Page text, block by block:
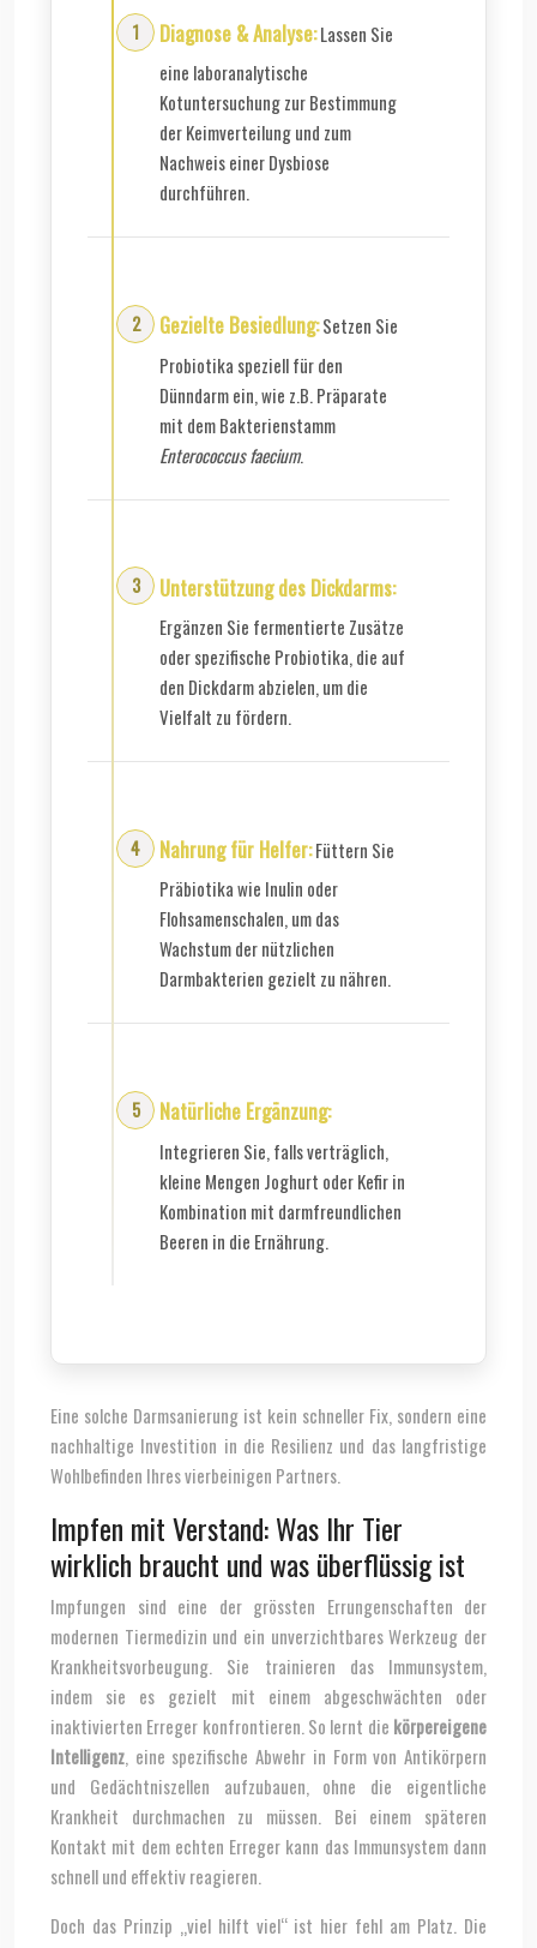
Diagnose & Analyse:Lassen Sie
eine laboranalytische
Kotuntersuchung zur Bestimmung
der Keimverteilung und zum
Nachweis einer Dysbiose
durchführen.
Gezielte Besiedlung:Setzen Sie
Probiotika speziell für den
Dünndarm ein, wie z.B. Präparate
mit dem Bakterienstamm
Enterococcus faecium.
Unterstützung des Dickdarms:
Ergänzen Sie fermentierte Zusätze
oder spezifische Probiotika, die auf
den Dickdarm abzielen, um die
Vielfalt zu fördern.
Nahrung für Helfer:Füttern Sie
Präbiotika wie Inulin oder
Flohsamenschalen, um das
Wachstum der nützlichen
Darmbakterien gezielt zu nähren.
Natürliche Ergänzung:
Integrieren Sie, falls verträglich,
kleine Mengen Joghurt oder Kefir in
Kombination mit darmfreundlichen
Beeren in die Ernährung.
Eine solche Darmsanierung ist kein schneller Fix, sondern eine
nachhaltige Investition in die Resilienz und das langfristige
Wohlbefinden Ihres vierbeinigen Partners.
Impfen mit Verstand: Was Ihr Tier
wirklich braucht und was überflüssig ist
Impfungen sind eine der grössten Errungenschaften der
modernen Tiermedizin und ein unverzichtbares Werkzeug der
Krankheitsvorbeugung. Sie trainieren das Immunsystem,
indem sie es gezielt mit einem abgeschwächten oder
inaktivierten Erreger konfrontieren. So lernt die körpereigene
Intelligenz , eine spezifische Abwehr in Form von Antikörpern
und Gedächtniszellen aufzubauen, ohne die eigentliche
Krankheit durchmachen zu müssen. Bei einem späteren
Kontakt mit dem echten Erreger kann das Immunsystem dann
schnell und effektiv reagieren.
Doch das Prinzip „viel hilft viel“ ist hier fehl am Platz. Die